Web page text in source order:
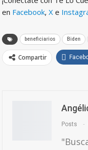
en Facebook, X e
beneficiarios Biden
Compartir
Posts